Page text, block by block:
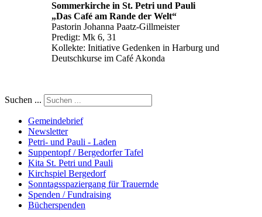
Sommerkirche in St. Petri und Pauli
„Das Café am Rande der Welt“
Pastorin Johanna Paatz-Gillmeister
Predigt: Mk 6, 31
Kollekte: Initiative Gedenken in Harburg und
Deutschkurse im Café Akonda
Suchen ...
Gemeindebrief
Newsletter
Petri- und Pauli - Laden
Suppentopf / Bergedorfer Tafel
Kita St. Petri und Pauli
Kirchspiel Bergedorf
Sonntagsspaziergang für Trauernde
Spenden / Fundraising
Bücherspenden